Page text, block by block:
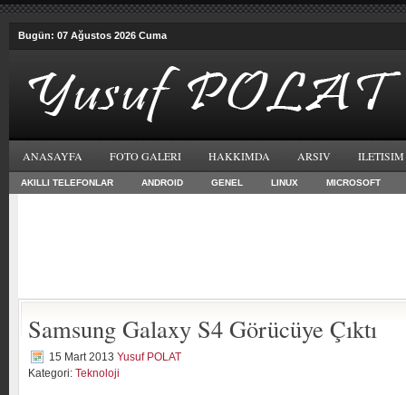
Bugün: 07 Ağustos 2026 Cuma
ANASAYFA FOTO GALERI HAKKIMDA ARSIV ILETISIM
AKILLI TELEFONLAR ANDROID GENEL LINUX MICROSOFT
Samsung Galaxy S4 Görücüye Çıktı
15 Mart 2013 Yusuf POLAT
Kategori: Teknoloji